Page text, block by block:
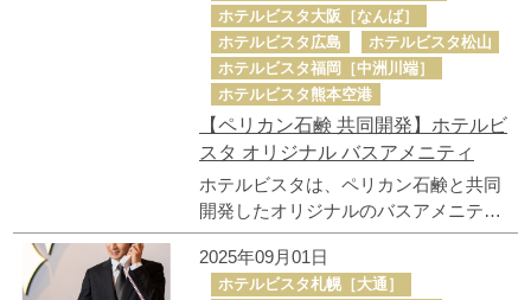
地図から地域を選択してください
ホテルビスタ大阪［なんば］
ホテルビスタ広島
ホテルビスタ松山
ホテルビスタ福岡［中洲川端］
ホテルビスタ熊本空港
【ペリカン石鹸 共同開発】ホテルビ
スタ オリジナル バスアメニティ
ホテルビスタは、ペリカン石鹸と共同
開発したオリジナルのバスアメニティ
を導入しました。 心地よい泡立ちと香
りの移ろいをお愉しみいただけます。
2025年09月01日
ホテルビスタ札幌［大通］